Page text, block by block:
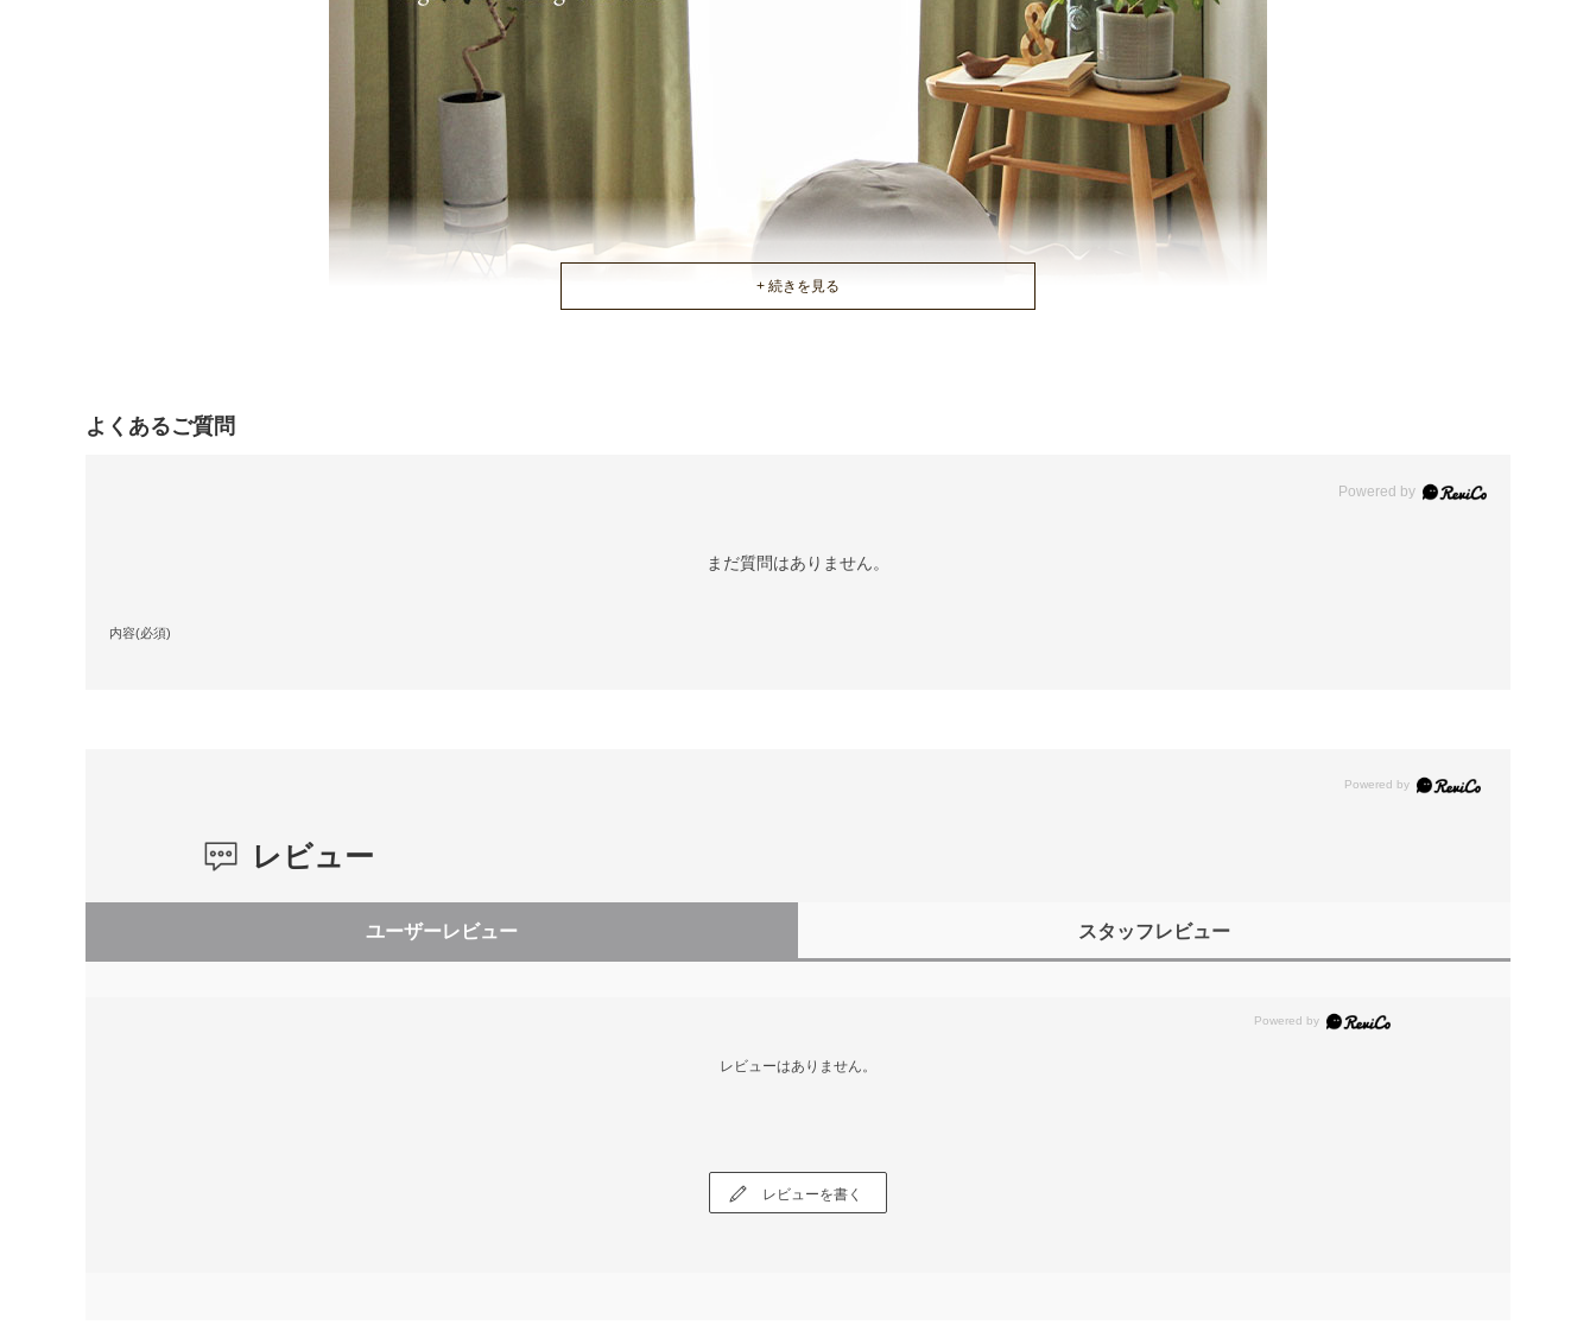
よくあるご質問
Powered by
まだ質問はありません。
内容(必須)
レビュー
ユーザーレビュー スタッフレビュー
レビューはありません。
レビューを書く